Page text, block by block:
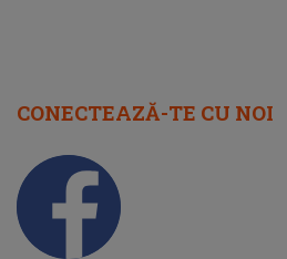
CONECTEAZĂ-TE CU NOI